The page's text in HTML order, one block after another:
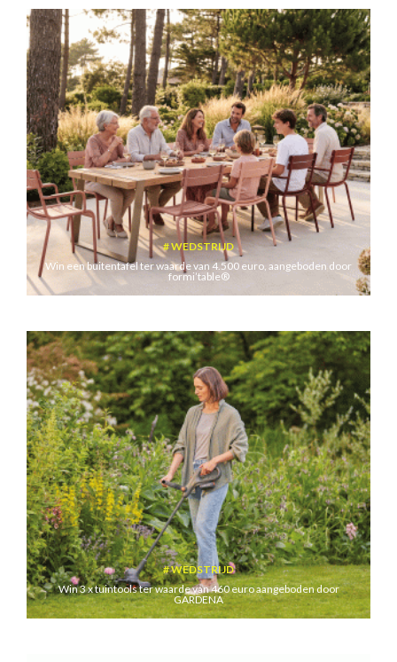
WEDSTRIJD
Win een buitentafel ter waarde van 4.500 euro, aangeboden door
formi’table®
WEDSTRIJD
Win 3 x tuintools ter waarde van 460 euro aangeboden door
GARDENA